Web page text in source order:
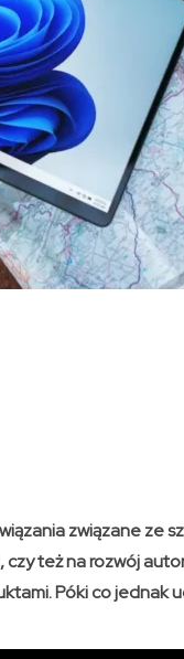
związane ze
też na rozwój
Póki co jednak